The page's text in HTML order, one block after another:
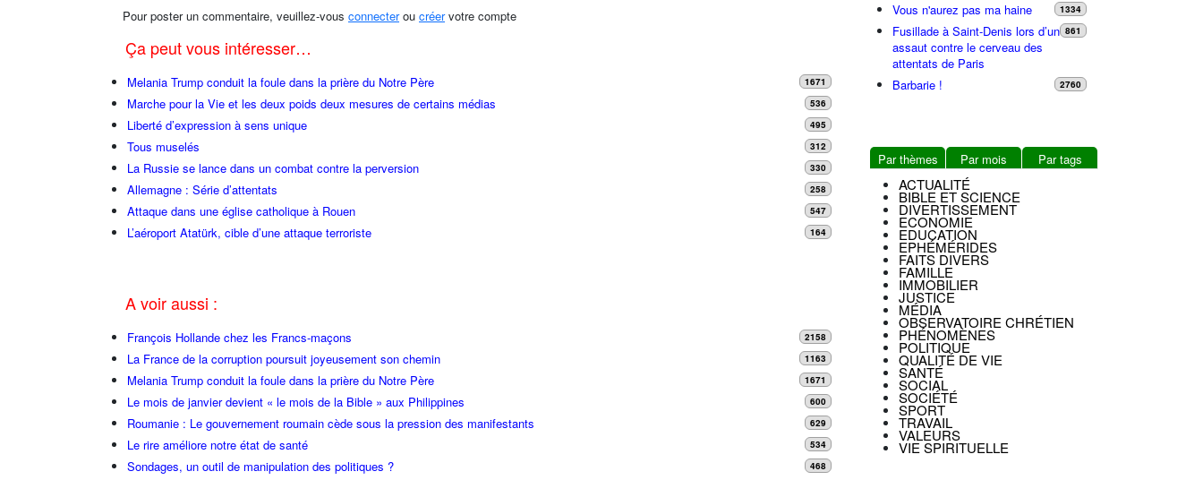
Pour poster un commentaire, veuillez-vous connecterou créervotre compte
Ça peut vous intéresser…
Melania Trump conduit la foule dans la prière du Notre Père 1671
Marche pour la Vie et les deux poids deux mesures de certains médias 536
Liberté d’expression à sens unique 495
Tous muselés 312
La Russie se lance dans un combat contre la perversion 330
Allemagne : Série d’attentats 258
Attaque dans une église catholique à Rouen 547
L’aéroport Atatürk, cible d’une attaque terroriste 164
A voir aussi :
François Hollande chez les Francs-maçons 2158
La France de la corruption poursuit joyeusement son chemin 1163
Melania Trump conduit la foule dans la prière du Notre Père 1671
Le mois de janvier devient « le mois de la Bible » aux Philippines 600
Roumanie : Le gouvernement roumain cède sous la pression des manifestants 629
Le rire améliore notre état de santé 534
Sondages, un outil de manipulation des politiques ? 468
Vous n'aurez pas ma haine 1334
Fusillade à Saint-Denis lors d’un
assaut contre le cerveau des
attentats de Paris
861
Barbarie ! 2760
Par thèmes Par mois Par tags
ACTUALITÉ
BIBLE ET SCIENCE
DIVERTISSEMENT
ECONOMIE
EDUCATION
EPHÉMÉRIDES
FAITS DIVERS
FAMILLE
IMMOBILIER
JUSTICE
MÉDIA
OBSERVATOIRE CHRÉTIEN
PHÉNOMÈNES
POLITIQUE
QUALITÉ DE VIE
SANTÉ
SOCIAL
SOCIÉTÉ
SPORT
TRAVAIL
VALEURS
VIE SPIRITUELLE